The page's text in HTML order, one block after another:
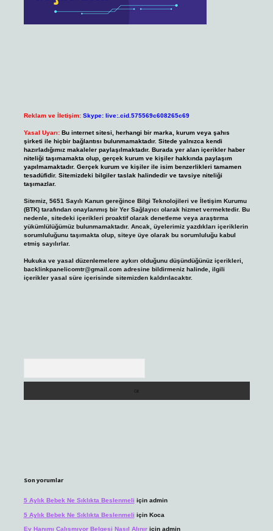
Reklam ve İletişim: Skype: live:.cid.575569c608265c69
Yasal Uyarı: Bu internet sitesi, herhangi bir marka, kurum veya şahıs
şirketi ile hiçbir bağlantısı bulunmamaktadır. Sitede yalnızca kendi
hazırladığımız makaleler paylaşılmaktadır. Burada yer alan içerikler haber
niteliği taşımamakta olup, gerçek kurum ve kişiler hakkında paylaşım
yapılmamaktadır. Gerçek kurum ve kişiler ile isim benzerlikleri tamamen
tesadüfidir. Sitemizdeki bilgiler taslak halindedir ve tavsiye niteliği
taşımazlar.
Sitemiz, 5651 Sayılı Kanun gereğince Bilgi Teknolojileri ve İletişim Kurumu
(BTK) tarafından onaylanmış bir Yer Sağlayıcı olarak hizmet vermektedir. Bu
nedenle, sitedeki içerikleri proaktif olarak denetleme veya araştırma
yükümlülüğümüz bulunmamaktadır. Ancak, üyelerimiz yazdıkları içeriklerin
sorumluluğunu taşımakta olup, siteye üye olarak bu sorumluluğu kabul
etmiş sayılırlar.
Hukuka ve yasal düzenlemelere aykırı olduğunu düşündüğünüz içerikleri,
backlinkpanelicomtr@gmail.comadresine bildirmeniz halinde, ilgili
içerikler yasal süre içerisinde sitemizden kaldırılacaktır.
Son yorumlar
5 Aylık Bebek Ne Sıklıkta Beslenmeli için admin
5 Aylık Bebek Ne Sıklıkta Beslenmeli için Koca
Ev Hanımı Çalışmıyor Belgesi Nasıl Alınıriçin admin